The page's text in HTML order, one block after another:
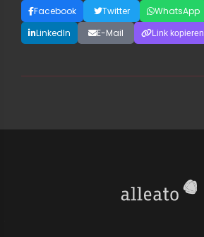
Facebook Twitter WhatsApp
LinkedIn
E-Mail Link kopieren